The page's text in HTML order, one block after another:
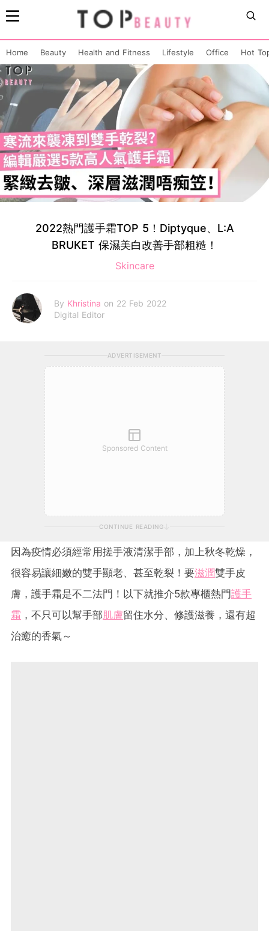
Home Beauty Health and Fitness Lifestyle Office Hot
2022熱門護手霜TOP 5！Diptyque、L:A
BRUKET 保濕美白改善手部粗糙！
Skincare
By Khristina on 22 Feb 2022
Digital Editor
ADVERTISEMENT
Sponsored Content
CONTINUE READING
因為疫情必須經常用搓手液清潔手部，加上秋冬乾燥，
很容易讓細嫩的雙手顯老、甚至乾裂！要滋潤雙手皮
膚，護手霜是不二法門！以下就推介5款專櫃熱門護手
霜 ，不只可以幫手部肌膚留住水分、修護滋養，還有超
治癒的香氣～